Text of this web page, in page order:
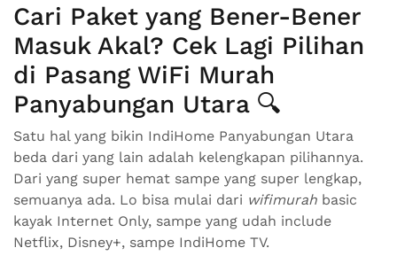
Cari Paket yang Bener-Bener
Masuk Akal? Cek Lagi Pilihan
di Pasang WiFi Murah
Panyabungan Utara 🔍
Satu hal yang bikin IndiHome Panyabungan Utara
beda dari yang lain adalah kelengkapan pilihannya.
Dari yang super hemat sampe yang super lengkap,
semuanya ada. Lo bisa mulai dari wifimurah basic
kayak Internet Only, sampe yang udah include
Netflix, Disney+, sampe IndiHome TV.